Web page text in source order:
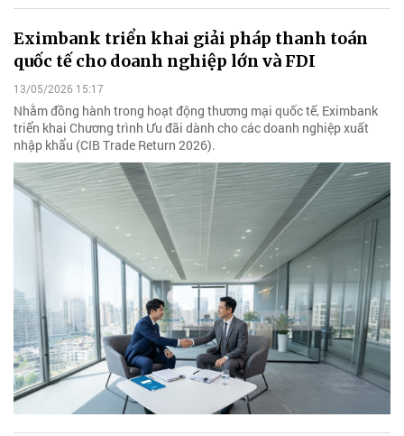
Eximbank triển khai giải pháp thanh toán
quốc tế cho doanh nghiệp lớn và FDI
13/05/2026 15:17
Nhằm đồng hành trong hoạt động thương mại quốc tế, Eximbank
triển khai Chương trình Ưu đãi dành cho các doanh nghiệp xuất
nhập khẩu (CIB Trade Return 2026).